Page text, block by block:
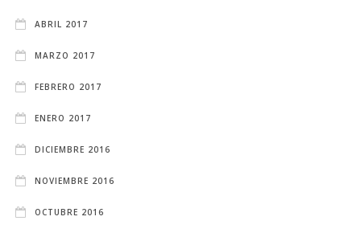
ABRIL 2017
MARZO 2017
FEBRERO 2017
ENERO 2017
DICIEMBRE 2016
NOVIEMBRE 2016
OCTUBRE 2016